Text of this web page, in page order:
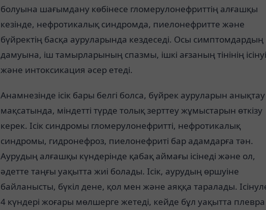
болуына шағымдану көбінесе гломерулонефриттің алғашқы
кезінде, нефротикалық синдромда, пиелонефритте және
бүйректің басқа ауруларында кездеседі. Осы симптомдардың
дамуына, іш тамырларының спазмы, ішкі ағзаның тінінің ісінуі
және интоксикация әсер етеді.
Анамнезінде ісік бары белгі болса, бүйрек ауруларын анықтау
мақсатында, міндетті түрде толық зерттеу жұмыстарын өткізу
керек. Ісік синдромы гломерулонефритті, нефротикалық
синдромы, гидронефроз, пиелонефриті бар адамдарға тән.
Аурудың алғашқы күндерінде қабақ аймағы ісінеді және ол,
әдетте таңғы уақытта жиі болады. Ісік, аурудың өршуіне
байланысты, бүкіл дене, қол мен және аяққа таралады.
4 күндері жоғары мөлшерге жетеді, кейде бұл уақытта плевра